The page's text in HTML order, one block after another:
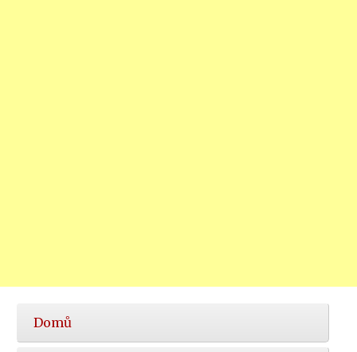
Hlavní
nabídka
Domů